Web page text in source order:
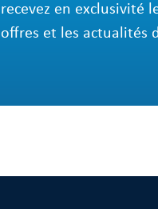
recevez en exclusivité
offres et les actualités